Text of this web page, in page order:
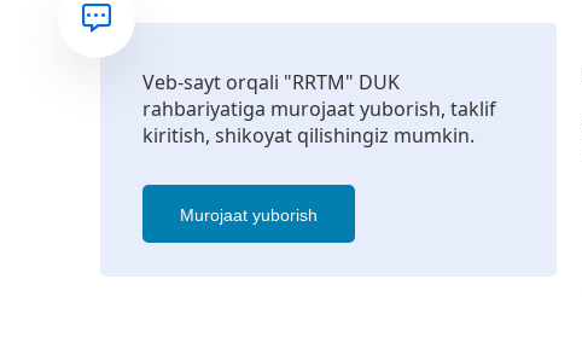
Veb-sayt orqali "RRTM" DUK
rahbariyatiga murojaat yuborish, taklif
kiritish, shikoyat qilishingiz mumkin.
Murojaat yuborish